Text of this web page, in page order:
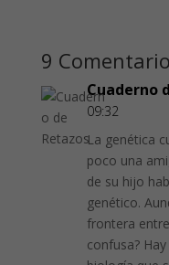
9
Cuaderno
09:32
La genética
poco una
de su hijo
genético.
frontera
confusa?